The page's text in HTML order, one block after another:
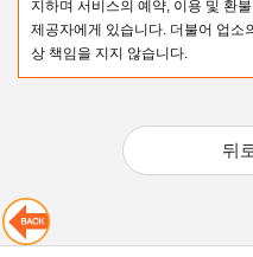
지하며 서비스의 예약, 이용 및 환
제공자에게 있습니다. 더불어 업소
상 책임을 지지 않습니다.
뒤